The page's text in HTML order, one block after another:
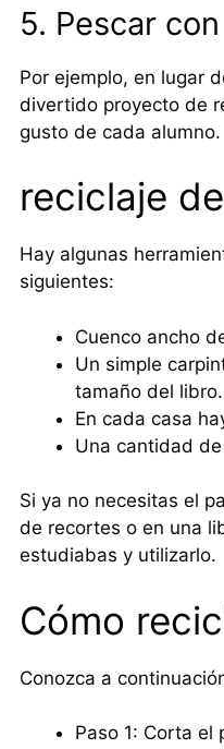
5. Pescar
Por ejemplo, en lugar
divertido proyecto de
gusto de cada alumno.
reciclaje
Hay algunas
siguientes:
Cuenco ancho
Un simple
tamaño del libro.
En cada casa
Una cantidad
Si ya no necesitas el
de recortes o en una
estudiabas y utilizarlo.
Cómo
Conozca a
Paso 1: Corta el